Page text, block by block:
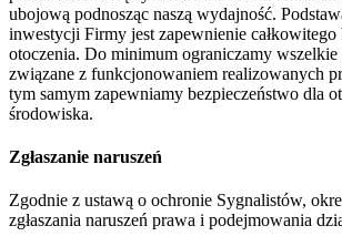
ubojową podnosząc naszą wydajność.
inwestycji Firmy jest zapewnienie całkowitego
otoczenia. Do minimum ograniczamy
związane z funkcjonowaniem realizowanych
tym samym zapewniamy bezpieczeństwo dla
środowiska.
Zgłaszanie naruszeń
Zgodnie z ustawą o ochronie Sygnalistów,
zgłaszania naruszeń prawa i podejmowania